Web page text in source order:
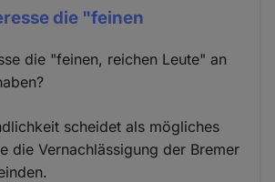
die "feinen
die "feinen, reichen Leute" an
scheidet als mögliches
die Vernachlässigung der Bremer